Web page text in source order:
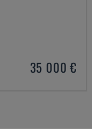
35 000 €